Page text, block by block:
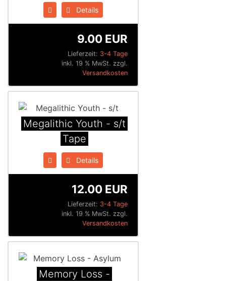
Details
Lieferzeit: 3-4 Tage
9.00 EUR
inkl. 19 % MwSt. zzgl.
Versandkosten
Megalithic Youth - s/t
Tape
Details
Lieferzeit: 3-4 Tage
12.00 EUR
inkl. 19 % MwSt. zzgl.
Versandkosten
Memory Loss -